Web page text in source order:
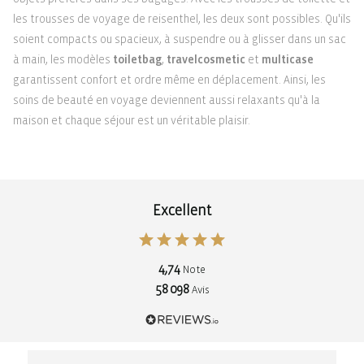
les trousses de voyage de reisenthel, les deux sont possibles. Qu'ils
soient compacts ou spacieux, à suspendre ou à glisser dans un sac
à main, les modèles toiletbag, travelcosmetic et multicase
garantissent confort et ordre même en déplacement. Ainsi, les
soins de beauté en voyage deviennent aussi relaxants qu'à la
maison et chaque séjour est un véritable plaisir.
Excellent
4,74 Note
58 098Avis